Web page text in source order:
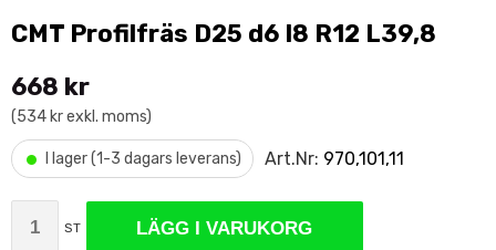
CMT Profilfräs D25 d6 I8 R12 L39,8
668 kr
(534 kr exkl. moms)
• I lager (1-3 dagars leverans) Art.Nr: 970,101,11
ST LÄGG I VARUKORG